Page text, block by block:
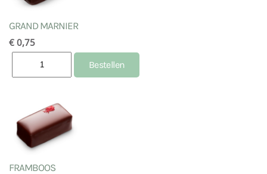
GRAND MARNIER
€ 0,75
FRAMBOOS